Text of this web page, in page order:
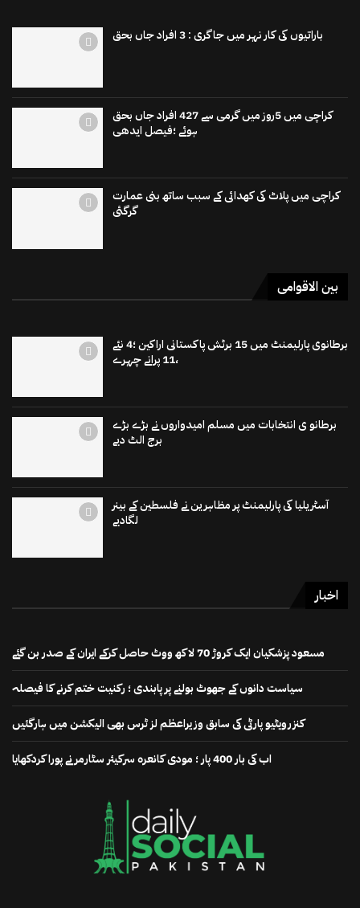
باراتیوں کی کار نہر میں جاگری : 3 افراد جاں بحق
کراچی میں 5روز میں گرمی سے 427 افراد جاں بحق
ہوئے ؛فیصل ایدھی
کراچی میں پلاٹ کی کھدائی کے سبب ساتھ بنی عمارت
گرگئی
بین الاقوامی
برطانوی پارلیمنٹ میں 15 برٹش پاکستانی اراکین ؛4 نئے
،11 پرانے چہرے
برطانو ی انتخابات میں مسلم امیدواروں نے بڑے بڑے
برج الٹ دیے
آسٹریلیا کی پارلیمنٹ پر مظاہرین نے فلسطین کے بینر
لگادیے
اخبار
مسعود پزشکیان ایک کروڑ 70 لاکھ ووٹ حاصل کرکے ایران کے صدر بن گئے
سیاست دانوں کے جھوٹ بولنے پر پابندی ؛ رکنیت ختم کرنے کا فیصلہ
کنزرویٹیو پارٹی کی سابق وزیراعظم لز ٹرس بھی الیکشن میں ہارگئیں
اب کی بار 400 پار ؛ مودی کانعرہ سرکیئر سٹارمر نے پورا کردکھایا